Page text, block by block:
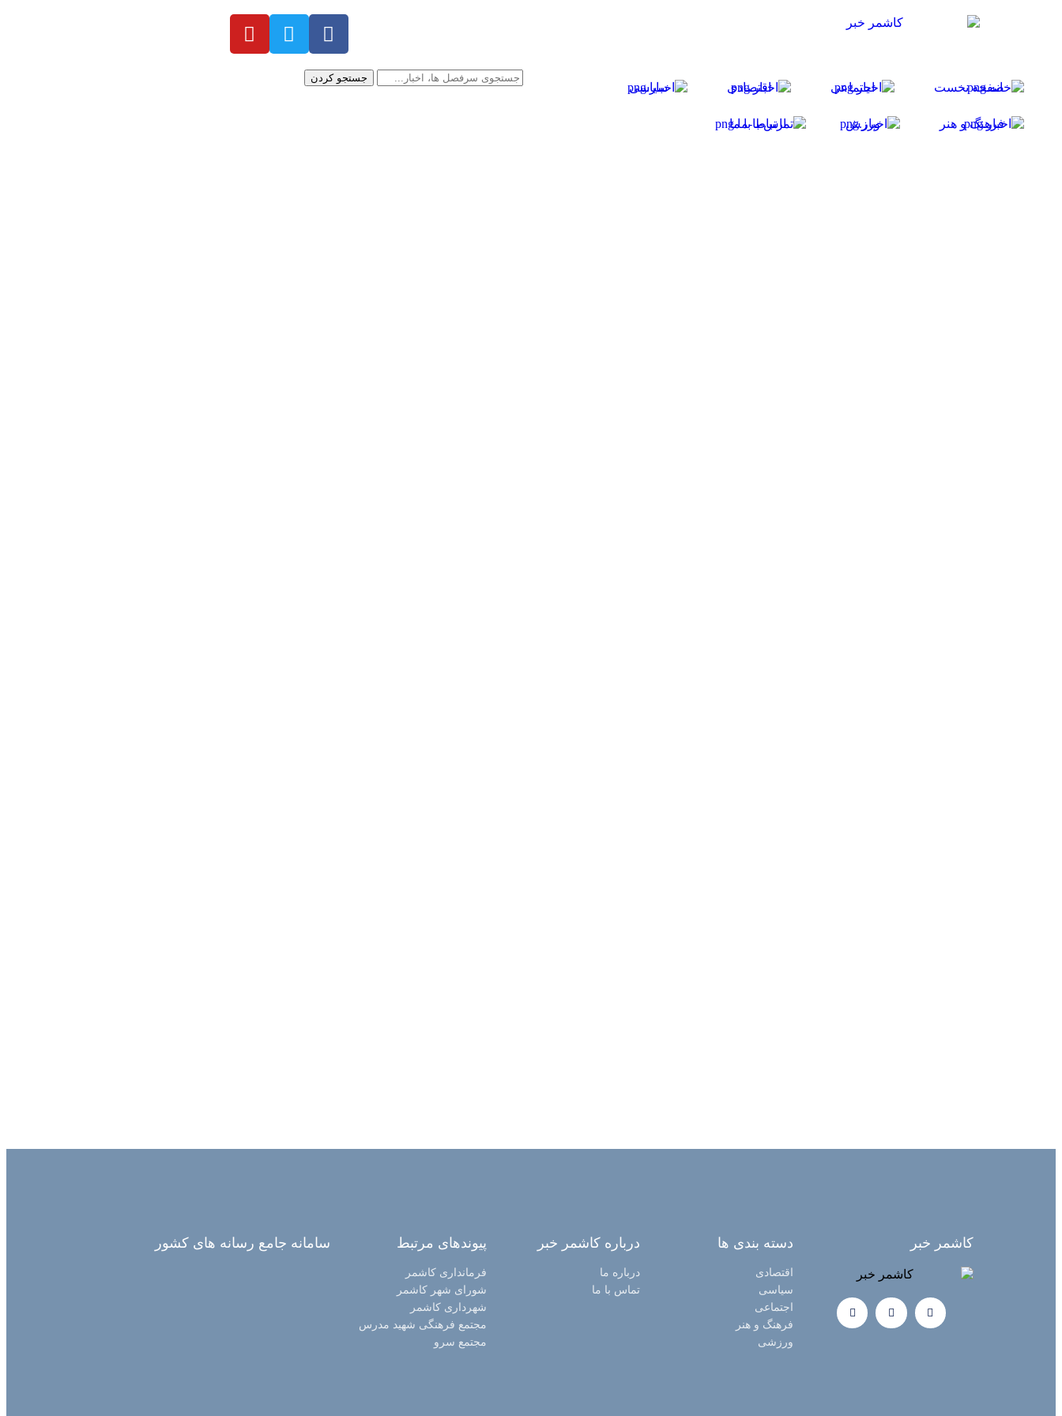
صفحه نخست اجتماعی اقتصادی سیاسی
فرهنگ و هنر ورزش ارتباط با ما
کاشمر خبر دسته بندی ها
اقتصادی
سیاسی
اجتماعی
فرهنگ و هنر
ورزشی
درباره کاشمر خبر
درباره ما
تماس با ما
پیوندهای مرتبط
فرمانداری کاشمر
شورای شهر کاشمر
شهرداری کاشمر
مجتمع فرهنگی شهید مدرس
مجتمع سرو
سامانه جامع رسانه های کشور